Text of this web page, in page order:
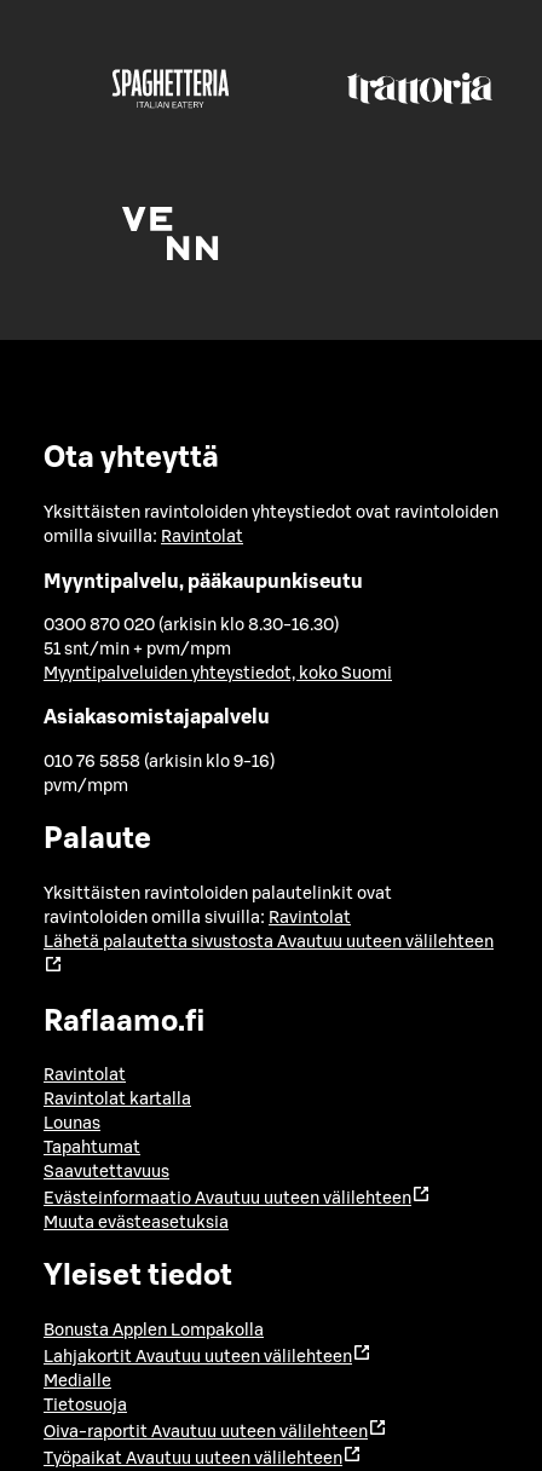
Ota yhteyttä
Yksittäisten ravintoloiden yhteystiedot ovat ravintoloiden
omilla sivuilla: Ravintolat
Myyntipalvelu, pääkaupunkiseutu
0300 870 020 (arkisin klo 8.30-16.30)
51 snt/min + pvm/mpm
Myyntipalveluiden yhteystiedot, koko Suomi
Asiakasomistajapalvelu
010 76 5858 (arkisin klo 9-16)
pvm/mpm
Palaute
Yksittäisten ravintoloiden palautelinkit ovat
ravintoloiden omilla sivuilla: Ravintolat
Lähetä palautetta sivustosta Avautuu uuteen välilehteen
Raflaamo.fi
Ravintolat
Ravintolat kartalla
Lounas
Tapahtumat
Saavutettavuus
Evästeinformaatio Avautuu uuteen välilehteen
Muuta evästeasetuksia
Yleiset tiedot
Bonusta Applen Lompakolla
Lahjakortit Avautuu uuteen välilehteen
Medialle
Tietosuoja
Oiva-raportit Avautuu uuteen välilehteen
Työpaikat Avautuu uuteen välilehteen